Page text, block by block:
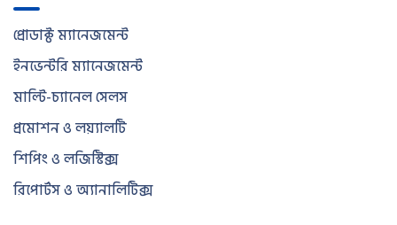
প্রোডাক্ট ম্যানেজমেন্ট
ইনভেন্টরি ম্যানেজমেন্ট
মাল্টি-চ্যানেল সেলস
প্রমোশন ও লয়্যালটি
শিপিং ও লজিস্টিক্স
রিপোর্টস ও অ্যানালিটিক্স